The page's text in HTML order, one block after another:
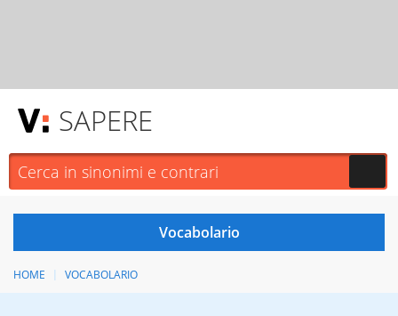
SAPERE
HOME VOCABOLARIO